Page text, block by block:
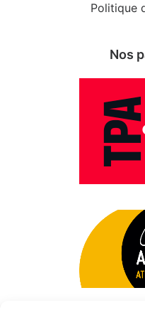
Politique
Nos